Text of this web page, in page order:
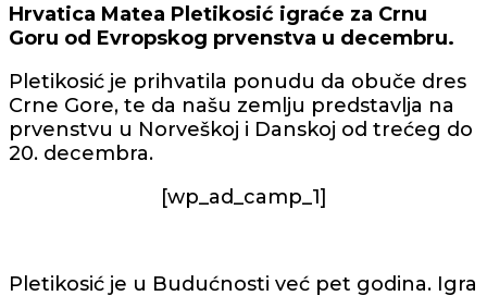
Hrvatica Matea Pletikosić igraće za Crnu
Goru od Evropskog prvenstva u decembru.
Pletikosić je prihvatila ponudu da obuče dres
Crne Gore, te da našu zemlju predstavlja na
prvenstvu u Norveškoj i Danskoj od trećeg do
20. decembra.
[wp_ad_camp_1]
Pletikosić je u Budućnosti već pet godina. Igra